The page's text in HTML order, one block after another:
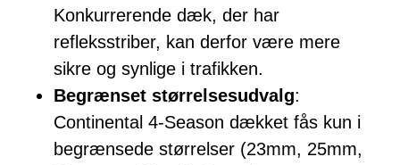
Konkurrerende dæk, der har
refleksstriber, kan derfor være mere
sikre og synlige i trafikken.
Begrænset størrelsesudvalg:
Continental 4-Season dækket fås kun i
begrænsede størrelser (23mm, 25mm,